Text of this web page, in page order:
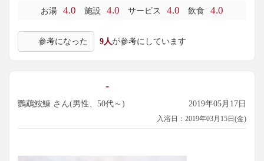
お湯 4.0 施設 4.0 サービス 4.0 飲食 4.0
参考になった 9人が参考にしています
-
鸚鵡鮟鱇 さん(男性、50代～) 2019年05月17日
入浴日：2019年03月15日(金)